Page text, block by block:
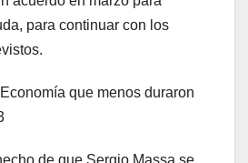
para continuar con los
que menos duraron
de que Sergio Massa se